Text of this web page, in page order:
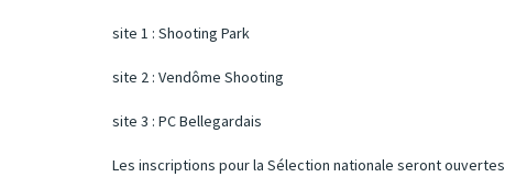
site 1 : Shooting Park
site 2 : Vendôme Shooting
site 3 : PC Bellegardais
Les inscriptions pour la Sélection nationale seront